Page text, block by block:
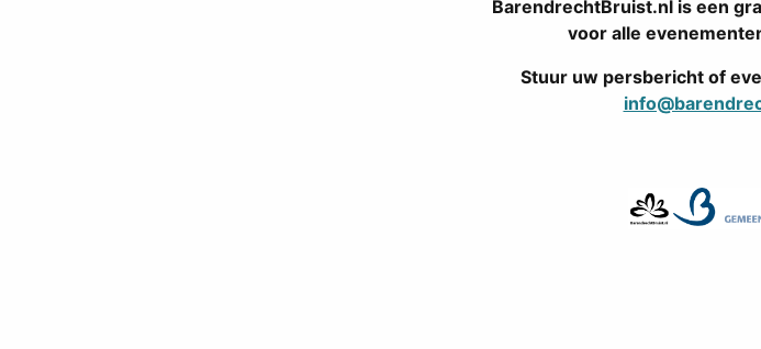
BarendrechtBruist.nl is een
voor alle
Stuur uw persbericht of